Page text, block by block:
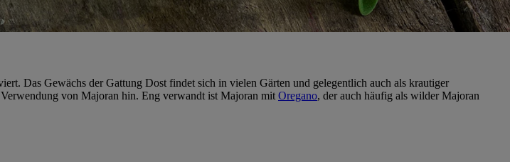
Das Gewächs der Gattung Dost findet sich in vielen Gärten und gelegentlich auch als krautiger
von Majoran hin. Eng verwandt ist Majoran mitOregano, der auch häufig als wilder Majoran